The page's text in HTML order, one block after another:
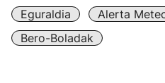
Eguraldia
Alerta
Bero-Boladak